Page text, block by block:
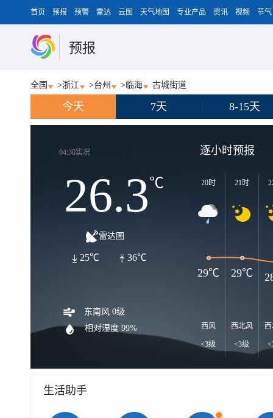
首页 预报 预警 雷达 云图 天气地图 专业产品 资讯 视频 节气
预报
全国 >浙江 >台州 > 临海 古城街道
今天 7天 8-15天
04:30实况
26.3℃
雷达图
36℃
25℃
东南风 0级
相对湿度 99%
逐小时预报
20时
西风
<3级
21时
西北风
<3级
29℃ 29℃
生活助手